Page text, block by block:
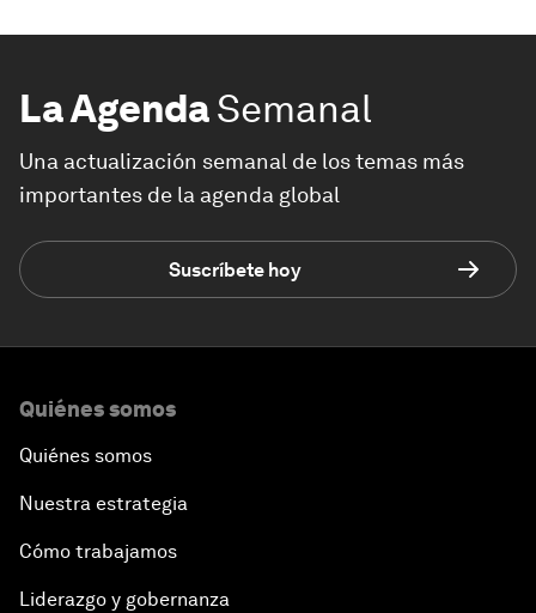
La AgendaSemanal
Una actualización semanal de los temas más
importantes de la agenda global
Suscríbete hoy
Quiénes somos
Quiénes somos
Nuestra estrategia
Cómo trabajamos
Liderazgo y gobernanza